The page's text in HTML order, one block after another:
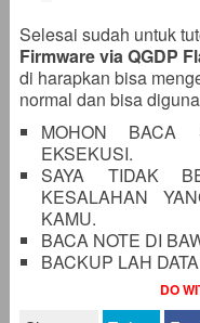
Selesai sudah untuk
Firmware via QGDP
di harapkan bisa
normal dan bisa
MOHON BACA
EKSEKUSI.
SAYA TIDAK
KESALAHAN
KAMU.
BACA NOTE DI
BACKUP LAH
DO